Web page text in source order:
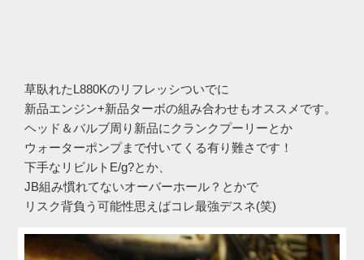
草臥れたL880Kのリフレッシついでに
新品エンジン+新品ターボの組み合わせもオススメです。
ヘッド＆バルブ周り新品にクランクプーリーとか
ウォーターポンプまで付いてくる有り難さです！
下手なリビルトE/g?とか、
JB組み慣れてないオーバーホール？とかで
リスク背負う可能性思えばコレ最強デスネ(笑)